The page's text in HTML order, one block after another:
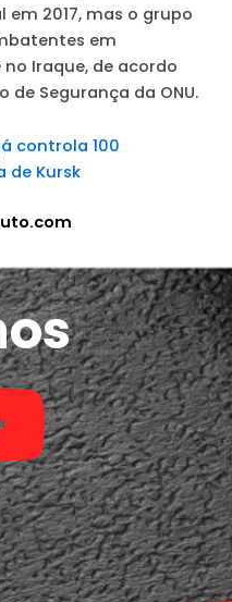
2017, mas o grupo
em
Iraque, de acordo
Segurança da ONU.
controla 100
de Kursk